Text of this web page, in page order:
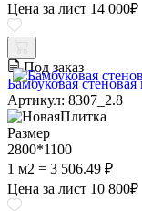
Цена за лист 14 000₽
Под заказ
Бамбуковая
Артикул: 8307_2.8
Размер
2800*1100
1 м2 = 3 506.49 ₽
Цена за лист 10 800₽